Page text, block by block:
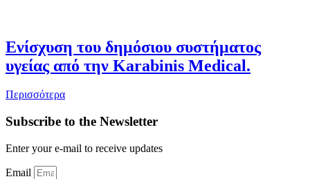
Ενίσχυση του δημόσιου συστήματος
υγείας από την Karabinis Medical.
Περισσότερα
Subscribe to the Newsletter
Enter your e-mail to receive updates
Email